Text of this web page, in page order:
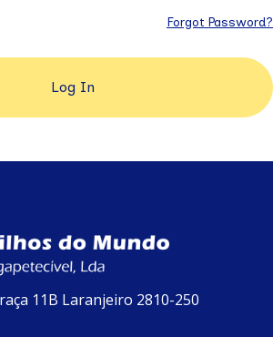
Forgot Password?
11B Laranjeiro 2810-250